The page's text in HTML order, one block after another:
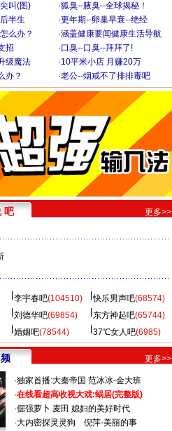
叫(图) ·狐臭--腋臭--全球揭秘！
半生 ·更年期--卵巢早衰--绝经
么办？ ·涵盖健康要闻健康生活导航
招 ·口臭--口臭--拜拜了!
级魔法 ·10平米小店 月赚20万
办？ ·老公--烟戒不了排排毒吧
吧 更多>>
李宇春吧(104510) 快乐男声吧(68574)
刘德华吧(69854) 东方神起吧(65744)
婚姻吧(78544) 37℃女人吧(6985)
更多>>
·独家首播:大秦帝国 范冰冰-金大班
·在线看超高收视大戏:蜗居(完整版)
·倔强萝卜 麦田 媳妇的美好时代
·大内密探灵灵狗
倪萍-美丽的事